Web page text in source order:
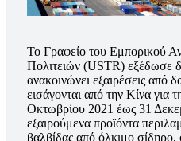
Το Γραφείο του Εμπορικού
Πολιτειών (USTR) εξέδωσε
ανακοινώνει εξαιρέσεις από
εισάγονται από την Κίνα για
Οκτωβρίου 2021 έως 31
εξαιρούμενα προϊόντα
βαλβίδας από όλκιμο